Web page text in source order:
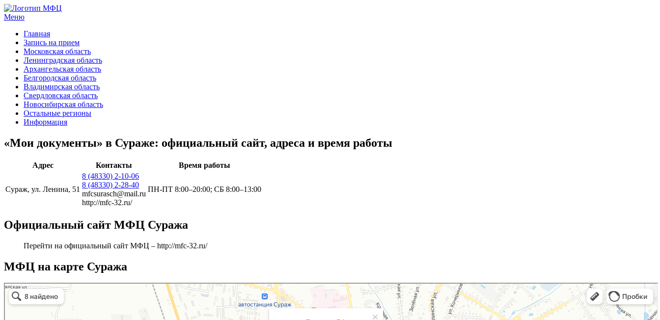
Меню
Главная
Запись на прием
Московская область
Ленинградская область
Архангельская область
Белгородская область
Владимирская область
Свердловская область
Новосибирская область
Остальные регионы
Информация
«Мои документы» в Сураже: официальный сайт, адреса и время работы
Адрес Контакты Время работы
Сураж, ул. Ленина, 51
8 (48330) 2-10-06
8 (48330) 2-28-40
mfcsurasch@mail.ru
http://mfc-32.ru/
ПН-ПТ 8:00–20:00; СБ 8:00–13:00
Официальный сайт МФЦ Суража
Перейти на официальный сайт МФЦ – http://mfc-32.ru/
МФЦ на карте Суража